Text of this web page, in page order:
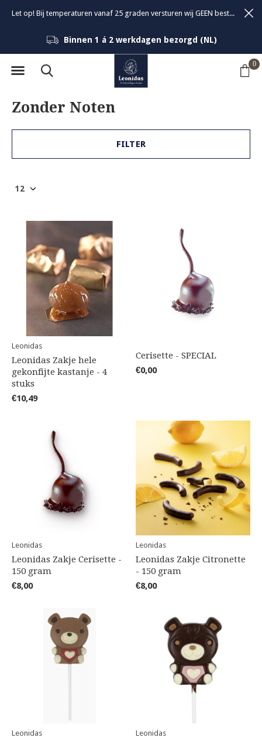
0
Binnen 1 á 2 werkdagen bezorgd (NL)
Let op! Bij temperaturen vanaf 25 graden versturen wij GEEN bestellingen om de kwaliteit van de bonbons te garanderen.
Zonder Noten
FILTER
Leonidas
Leonidas Zakje hele
gekonfijte kastanje - 4
stuks
€10,49
Cerisette - SPECIAL
€0,00
Leonidas
Leonidas Zakje Cerisette -
150 gram
€8,00
Leonidas
Leonidas Zakje Citronette
- 150 gram
€8,00
Leonidas Leonidas